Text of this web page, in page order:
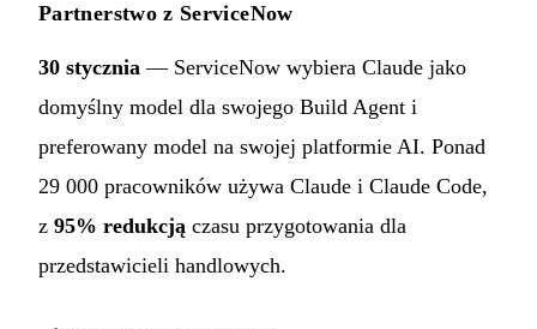
Partnerstwo z ServiceNow
30 stycznia — ServiceNow wybiera Claude jako
domyślny model dla swojego Build Agent i
preferowany model na swojej platformie AI. Ponad
29 000 pracowników używa Claude i Claude Code,
z 95% redukcją czasu przygotowania dla
przedstawicieli handlowych.